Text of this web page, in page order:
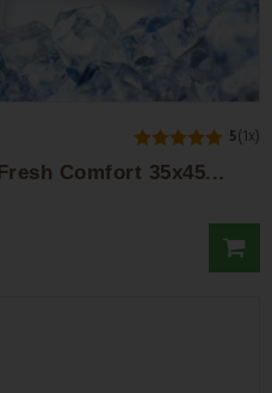
5(1x)
Comfort 35x45...